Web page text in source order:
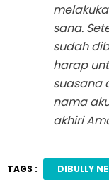
sana.
sudah
harap
suasana
nama
akhiri
TAGS : DIBULLY